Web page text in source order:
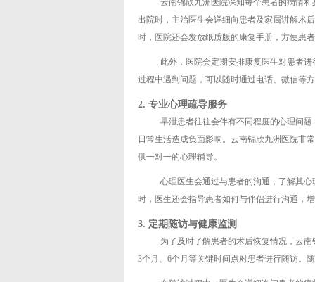
出院时，主治医生会详细向患者及家属讲解术
时，医院还会发放纸质版的康复手册，方便患
此外，医院会定期安排康复医生对患者
过程中遇到问题，可以随时通过电话、微信等
2. 专业心理疏导服务
早泄患者往往会伴有不同程度的心理问
日常生活造成负面影响。云南锦欣九洲医院非
供一对一的心理辅导。
心理医生会通过与患者的沟通，了解其
时，医生还会指导患者如何与伴侣进行沟通，
3. 定期随访与健康监测
为了及时了解患者的术后恢复情况，云
3个月、6个月等关键时间点对患者进行随访。